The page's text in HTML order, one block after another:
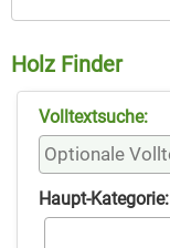
Holz Finder
Volltextsuche:
Haupt-Kategorie: